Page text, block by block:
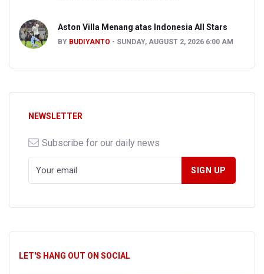
Aston Villa Menang atas Indonesia All Stars
BY BUDIYANTO SUNDAY, AUGUST 2, 2026 6:00 AM
NEWSLETTER
Subscribe for our daily news
LET'S HANG OUT ON SOCIAL